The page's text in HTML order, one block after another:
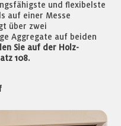
und flexibelste
auf einer Messe
über zwei
Aggregate auf beiden
Sie auf der Holz-
108.